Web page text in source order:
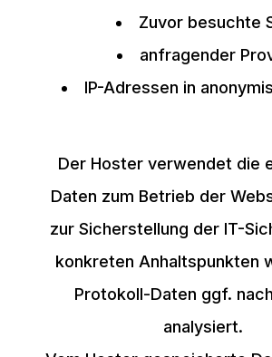
Zuvor besuchte
anfragender
IP-Adressen in
Der Hoster verwendet die
Daten zum Betrieb der
zur Sicherstellung der IT-
konkreten Anhaltspunkten
Protokoll-Daten ggf.
analysiert.